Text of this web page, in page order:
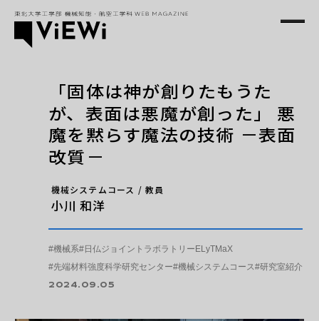
TOP
ViEWiとは？
新着記事
PICK UP
「固体は神が創りたもうた
が、表面は悪魔が創った」 悪
魔を黙らす魔法の技術 －表面
改質－
機械システムコース / 教員
小川 和洋
#機械系#日仏ジョイントラボラトリーELyTMaX
#先端材料強度科学研究センター#機械システムコース#研究室紹介
2024.09.05